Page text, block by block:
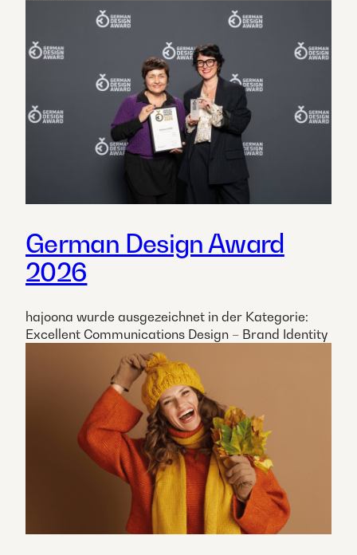
German Design Award
2026
hajoona wurde ausgezeichnet in der Kategorie:
Excellent Communications Design – Brand Identity